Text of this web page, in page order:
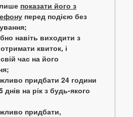
показати його з
перед подією без
навіть виходити з
квиток, і
час на його
придбати 24 години
днів на рік з будь-якого
придбати,